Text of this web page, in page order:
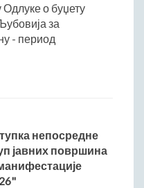
о буџету
за
- период
непосредне
јавних површина